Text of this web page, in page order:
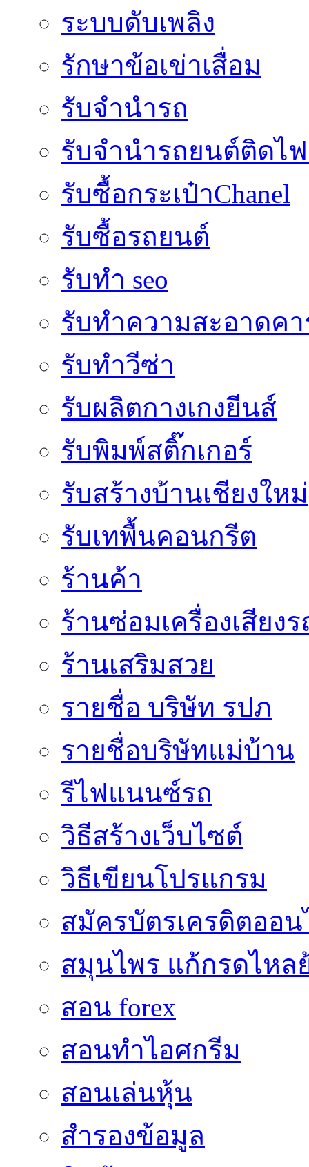
ระบบดับเพลิง
รักษาข้อเข่าเสื่อม
รับจำนำรถ
รับจํานํารถยนต์ติดไ
รับซื้อกระเป๋าChanel
รับซื้อรถยนต์
รับทำ seo
รับทำความสะอาดค
รับทำวีซ่า
รับผลิตกางเกงยีนส์
รับพิมพ์สติ๊กเกอร์
รับสร้างบ้านเชียงใหม่
รับเทพื้นคอนกรีต
ร้านค้า
ร้านซ่อมเครื่องเสียง
ร้านเสริมสวย
รายชื่อ บริษัท รปภ
รายชื่อบริษัทแม่บ้าน
รีไฟแนนซ์รถ
วิธีสร้างเว็บไซต์
วิธีเขียนโปรแกรม
สมัครบัตรเครดิตออ
สมุนไพร แก้กรดไหล
สอน forex
สอนทำไอศกรีม
สอนเล่นหุ้น
สำรองข้อมูล